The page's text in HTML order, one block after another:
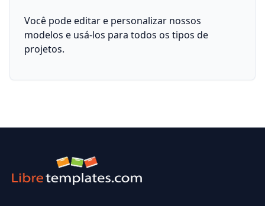
Você pode editar e personalizar nossos
modelos e usá-los para todos os tipos de
projetos.